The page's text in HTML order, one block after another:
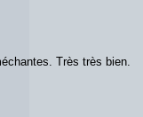
Très très bien.